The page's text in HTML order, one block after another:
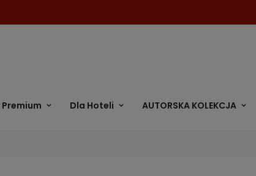
Dla Hoteli AUTORSKA KOLEKCJA